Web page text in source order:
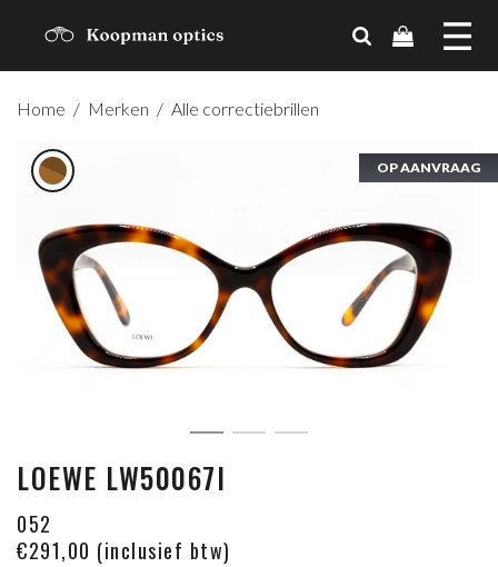
MERKEN
TRENDS
OVER ONS
CONTACT
ACCOUNT
Home / Merken / Alle correctiebrillen
OP AANVRAAG
OP AANVRAAG
OP AANVRAAG
LOEWE LW50067I
052
€291,00 (inclusief btw)